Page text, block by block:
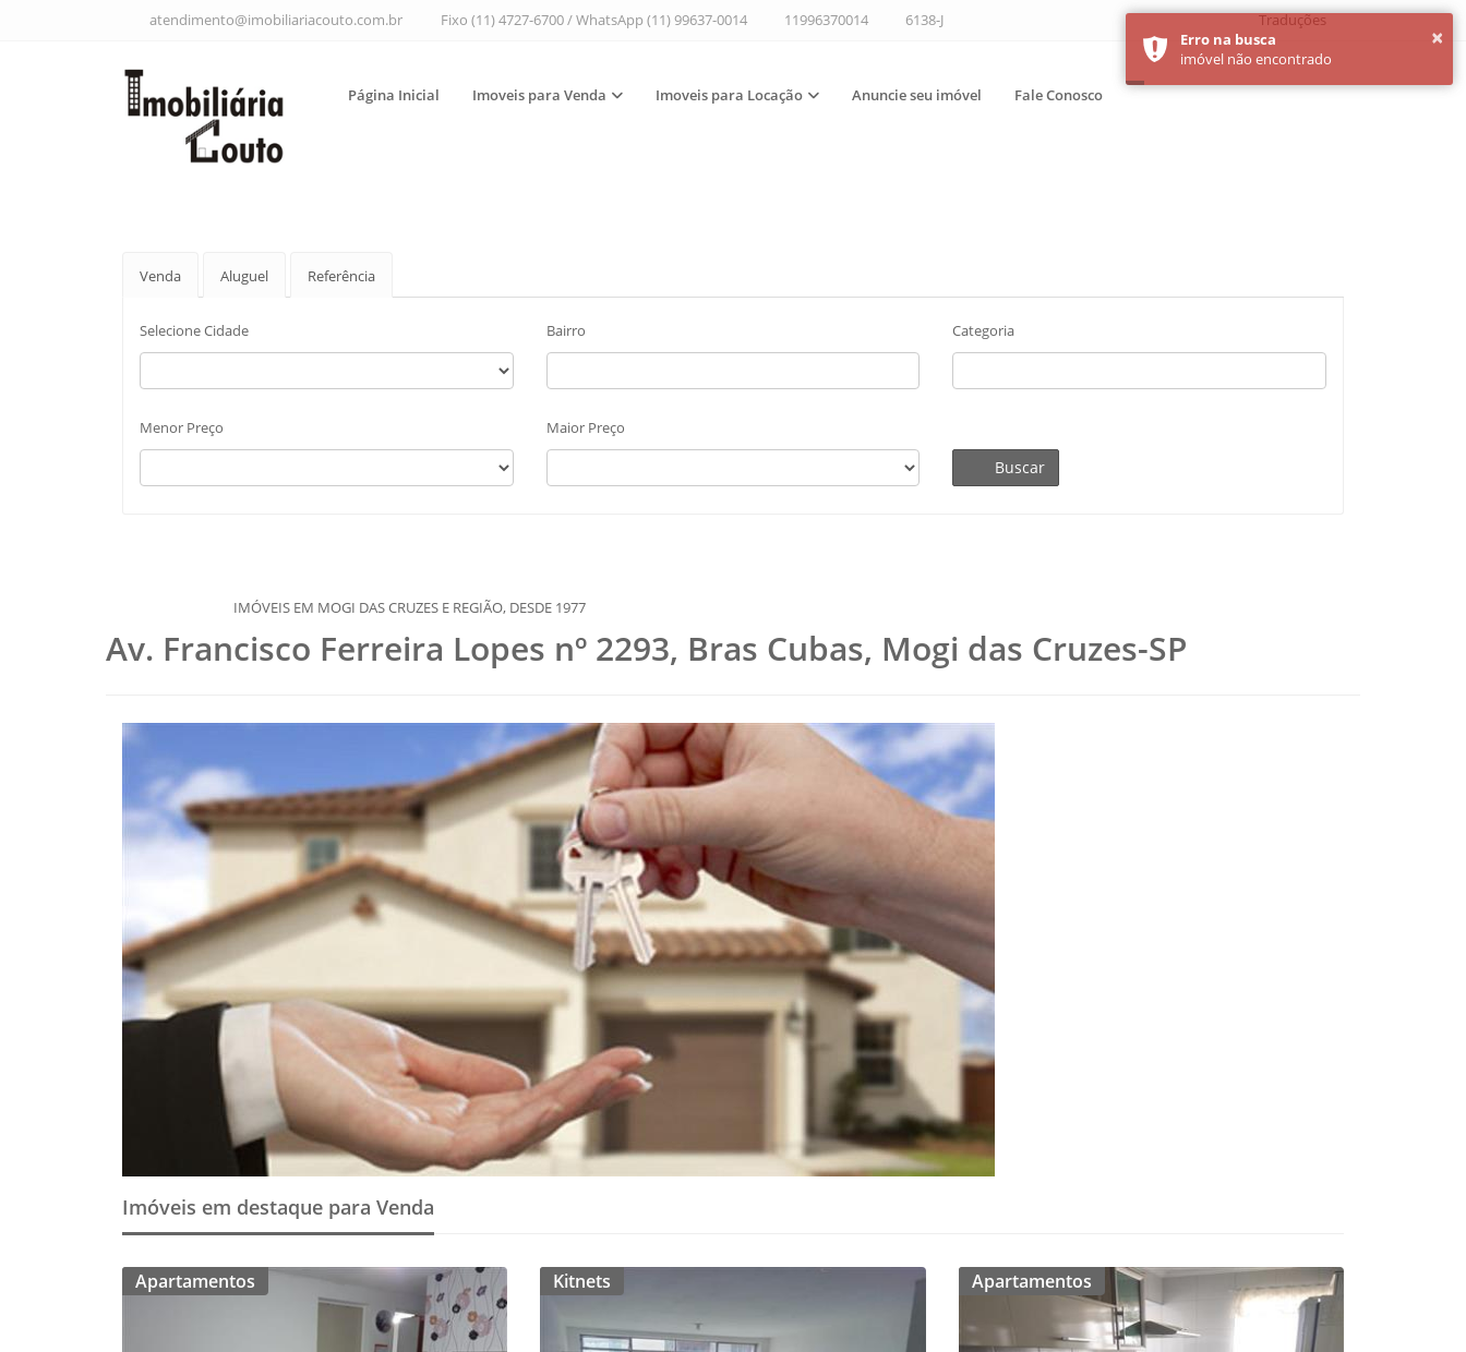
atendimento@imobiliariacouto.com.br Fixo (11) 4727-6700 / WhatsApp (11) 99637-0014 11996370014 6138-J Traduções
Página Inicial Imoveis para Venda Imoveis para Locação Anuncie seu imóvel Fale Conosco
Venda Aluguel Referência
Selecione Cidade Bairro Categoria
Menor Preço Maior Preço
Buscar
IMÓVEIS EM MOGI DAS CRUZES E REGIÃO, DESDE 1977
Av. Francisco Ferreira Lopes nº 2293, Bras Cubas, Mogi das Cruzes-SP
Imóveis em destaque para Venda
Apartamentos Kitnets Apartamentos